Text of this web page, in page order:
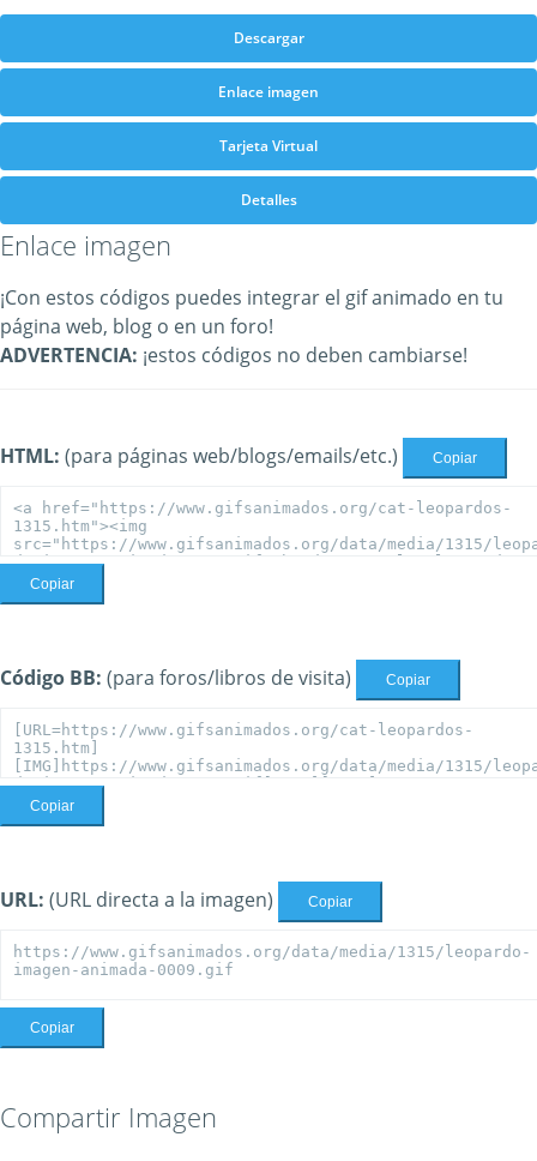
Descargar
Enlace imagen
Tarjeta Virtual
Detalles
Enlace imagen
¡Con estos códigos puedes integrar el gif animado en tu
página web, blog o en un foro!
ADVERTENCIA: ¡estos códigos no deben cambiarse!
HTML: (para páginas web/blogs/emails/etc.) Copiar
Copiar
Código BB: (para foros/libros de visita) Copiar
Copiar
URL: (URL directa a la imagen) Copiar
Copiar
Compartir Imagen